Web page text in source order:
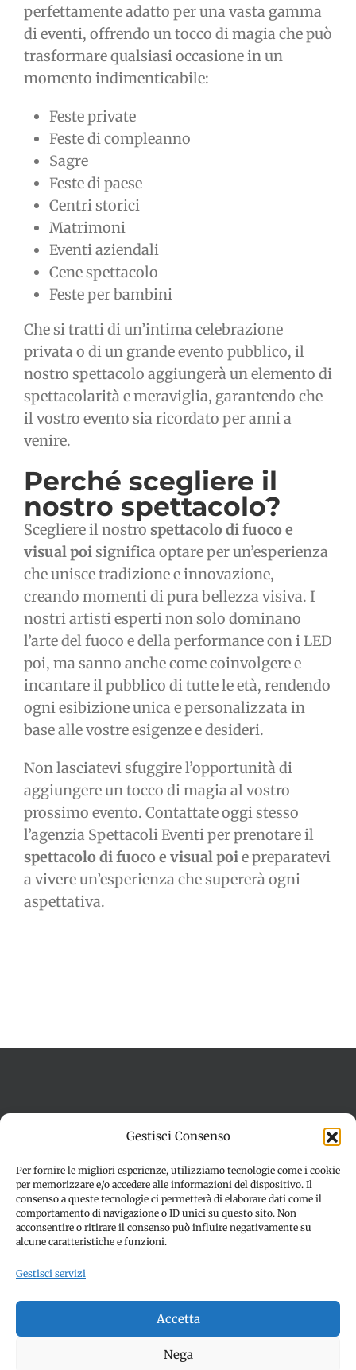
Gestisci Consenso
Per fornire le migliori esperienze, utilizziamo tecnologie come i cookie
per memorizzare e/o accedere alle informazioni del dispositivo. Il
consenso a queste tecnologie ci permetterà di elaborare dati come il
comportamento di navigazione o ID unici su questo sito. Non
acconsentire o ritirare il consenso può influire negativamente su
alcune caratteristiche e funzioni.
Gestisci servizi
Accetta
Nega
perfettamente adatto per una vasta gamma
di eventi, offrendo un tocco di magia che può
trasformare qualsiasi occasione in un
momento indimenticabile:
Feste private
Feste di compleanno
Sagre
Feste di paese
Centri storici
Matrimoni
Eventi aziendali
Cene spettacolo
Feste per bambini
Che si tratti di un’intima celebrazione
privata o di un grande evento pubblico, il
nostro spettacolo aggiungerà un elemento di
spettacolarità e meraviglia, garantendo che
il vostro evento sia ricordato per anni a
venire.
Perché scegliere il
nostro spettacolo?
Scegliere il nostro spettacolo di fuoco e
visual poisignifica optare per un’esperienza
che unisce tradizione e innovazione,
creando momenti di pura bellezza visiva. I
nostri artisti esperti non solo dominano
l’arte del fuoco e della performance con i LED
poi, ma sanno anche come coinvolgere e
incantare il pubblico di tutte le età, rendendo
ogni esibizione unica e personalizzata in
base alle vostre esigenze e desideri.
Non lasciatevi sfuggire l’opportunità di
aggiungere un tocco di magia al vostro
prossimo evento. Contattate oggi stesso
l’agenzia Spettacoli Eventi per prenotare il
spettacolo di fuoco e visual poie preparatevi
a vivere un’esperienza che supererà ogni
aspettativa.
Disconoscimento
© Copyright 2012 -2026 | SPETTACOLI EVENTI - CIVITANOVA
MARCHE (MC) - Partita iva: 01907890436 | ALL RIGHTS
RESERVED | Made with ❤️ by